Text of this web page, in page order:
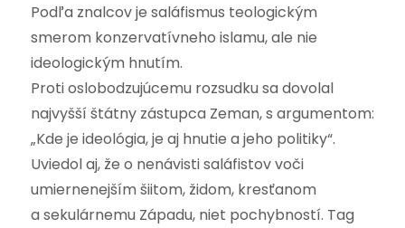
Podľa znalcov je saláfismus teologickým
smerom konzervatívneho islamu, ale nie
ideologickým hnutím.
Proti oslobodzujúcemu rozsudku sa dovolal
najvyšší štátny zástupca Zeman, s argumentom:
„Kde je ideológia, je aj hnutie a jeho politiky“.
Uviedol aj, že o nenávisti saláfistov voči
umiernenejším šiitom, židom, kresťanom
a sekulárnemu Západu, niet pochybností. Tag